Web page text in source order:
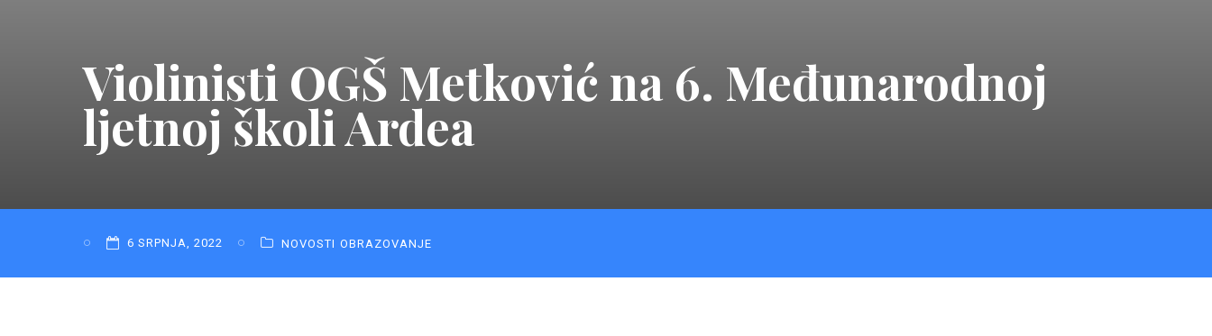
Violinisti OGŠ Metković na 6. Međunarodnoj
ljetnoj školi Ardea
6 SRPNJA, 2022 NOVOSTI OBRAZOVANJE